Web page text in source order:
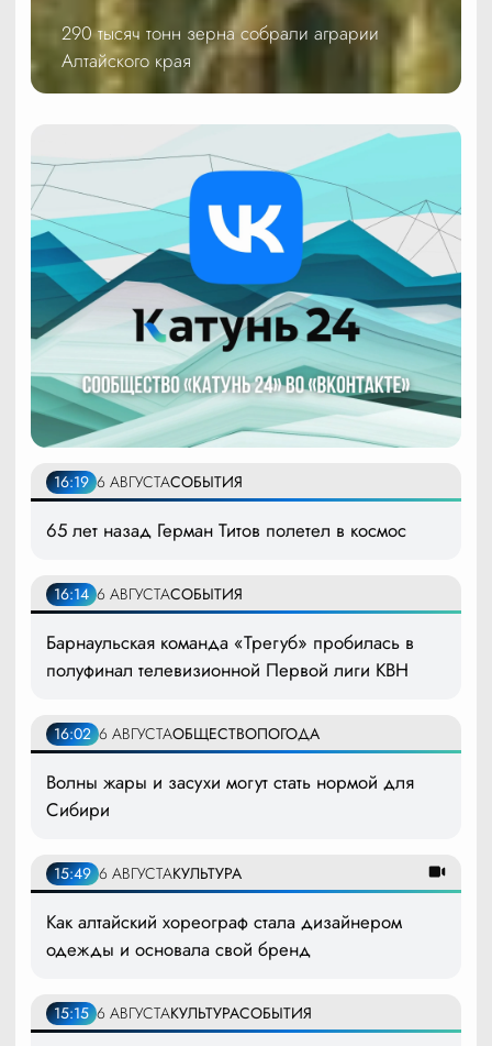
290 тысяч тонн зерна собрали аграрии
Алтайского края
16:19 6 АВГУСТАСОБЫТИЯ
65 лет назад Герман Титов полетел в космос
16:14 6 АВГУСТАСОБЫТИЯ
Барнаульская команда «Трегуб» пробилась в
полуфинал телевизионной Первой лиги КВН
16:02 6 АВГУСТАОБЩЕСТВОПОГОДА
Волны жары и засухи могут стать нормой для
Сибири
15:49 6 АВГУСТАКУЛЬТУРА
Как алтайский хореограф стала дизайнером
одежды и основала свой бренд
15:15 6 АВГУСТАКУЛЬТУРАСОБЫТИЯ